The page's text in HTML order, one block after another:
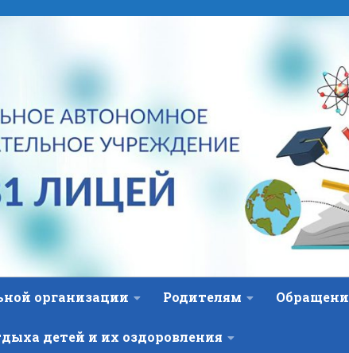
организации Родителям
детей и их оздоровления